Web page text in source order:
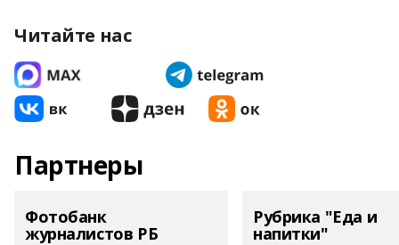
Читайте нас
Партнеры
Фотобанк
журналистов РБ
Рубрика "Еда и
напитки"